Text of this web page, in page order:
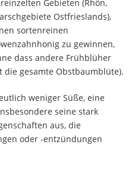
Gebieten (Rhön,
Ostfrieslands),
sortenreinen
zu gewinnen,
dass andere Frühblüher
die gesamte Obstbaumblüte).
weniger Süße, eine
seine stark
aus, die
oder -entzündungen